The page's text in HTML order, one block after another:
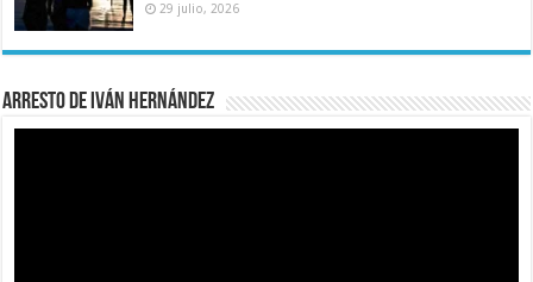
29 julio, 2026
Arresto de Iván Hernández